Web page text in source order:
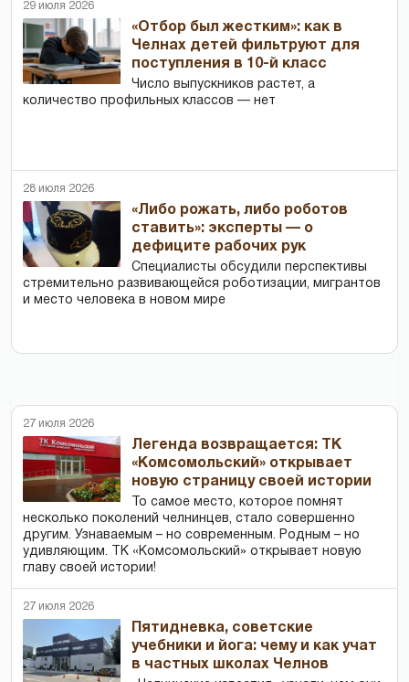
29 июля 2026
«Отбор был жестким»: как в
Челнах детей фильтруют для
поступления в 10-й класс
Число выпускников растет, а
количество профильных классов — нет
28 июля 2026
«Либо рожать, либо роботов
ставить»: эксперты — о
дефиците рабочих рук
Специалисты обсудили перспективы
стремительно развивающейся роботизации, мигрантов
и место человека в новом мире
27 июля 2026
Легенда возвращается: ТК
«Комсомольский» открывает
новую страницу своей истории
То самое место, которое помнят
несколько поколений челнинцев, стало совершенно
другим. Узнаваемым – но современным. Родным – но
удивляющим. ТК «Комсомольский» открывает новую
главу своей истории!
27 июля 2026
Пятидневка, советские
учебники и йога: чему и как учат
в частных школах Челнов